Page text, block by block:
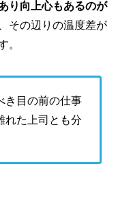
り向上心もあるのが
その辺りの温度差が
。
き目の前の仕事
れた上司とも分